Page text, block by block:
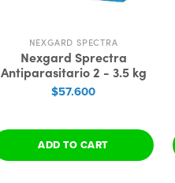
NEXGARD SPECTRA
Nexgard Sprectra
Antiparasitario 2 - 3.5 kg
$57.600
ADD TO CART